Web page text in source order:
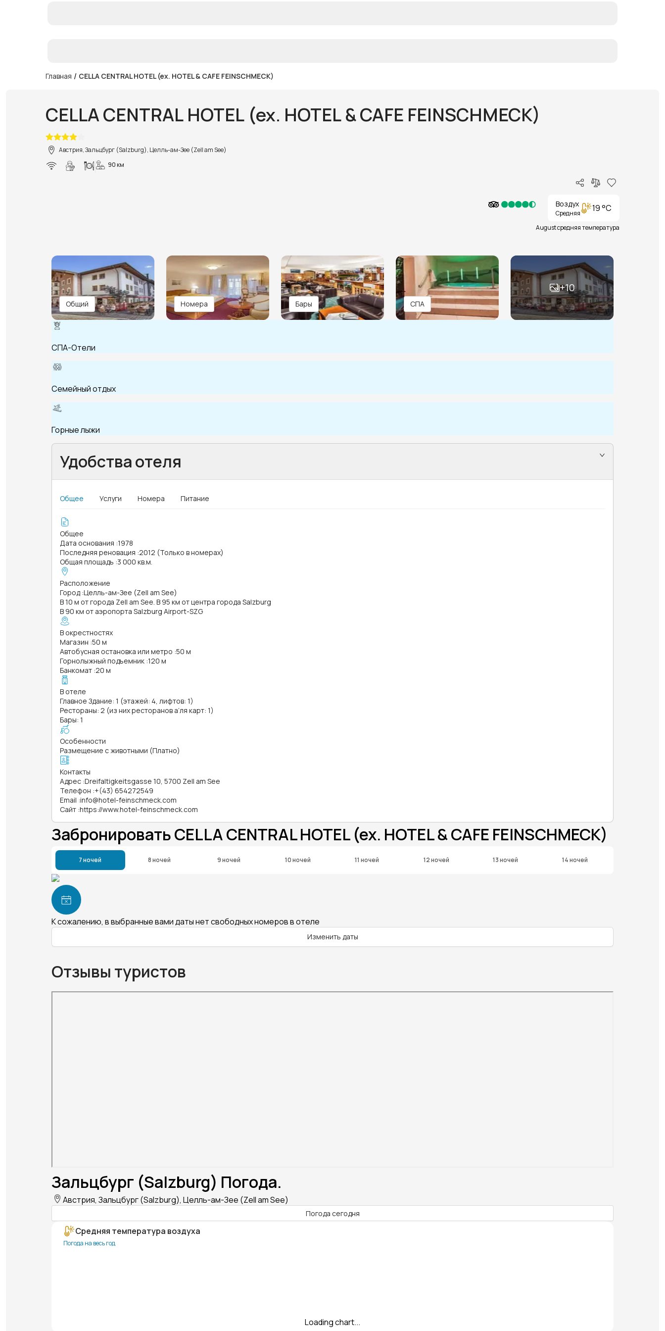
Главная / CELLA CENTRAL HOTEL (ex. HOTEL & CAFE FEINSCHMECK)
CELLA CENTRAL HOTEL (ex. HOTEL & CAFE FEINSCHMECK)
Австрия, Зальцбург (Salzburg), Целль-ам-Зее (Zell am See)
90 км
Воздух
Средняя 19 °C
August средняя температура
Общий Номера Бары СПА
+10
СПА-Отели
Семейный отдых
Горные лыжи
Удобства отеля
Общее Услуги Номера Питание
Общее
Дата основания :1978
Последняя реновация :2012 (Только в номерах)
Общая площадь :3 000 кв.м.
Расположение
Город :Целль-ам-Зее (Zell am See)
В 10 м от города Zell am See. В 95 км от центра города Salzburg
В 90 км от аэропорта Salzburg Airport-SZG
В окрестностях
Магазин :50 м
Автобусная остановка или метро :50 м
Горнолыжный подъемник :120 м
Банкомат :20 м
В отеле
Главное Здание: 1 (этажей: 4, лифтов: 1)
Рестораны: 2 (из них ресторанов а’ля карт: 1)
Бары: 1
Особенности
Размещение с животными (Платно)
Контакты
Адрес :Dreifaltigkeitsgasse 10, 5700 Zell am See
Телефон :+(43) 654272549
Email :info@hotel-feinschmeck.com
Сайт :https://www.hotel-feinschmeck.com
Забронировать CELLA CENTRAL HOTEL (ex. HOTEL & CAFE FEINSCHMECK)
7 ночей 8 ночей 9 ночей 10 ночей 11 ночей 12 ночей 13 ночей 14 ночей
К сожалению, в выбранные вами даты нет свободных номеров в отеле
Изменить даты
Отзывы туристов
Зальцбург (Salzburg) Погода.
Австрия, Зальцбург (Salzburg), Целль-ам-Зее (Zell am See)
Погода сегодня
Средняя температура воздуха
Погода на весь год
Loading chart...